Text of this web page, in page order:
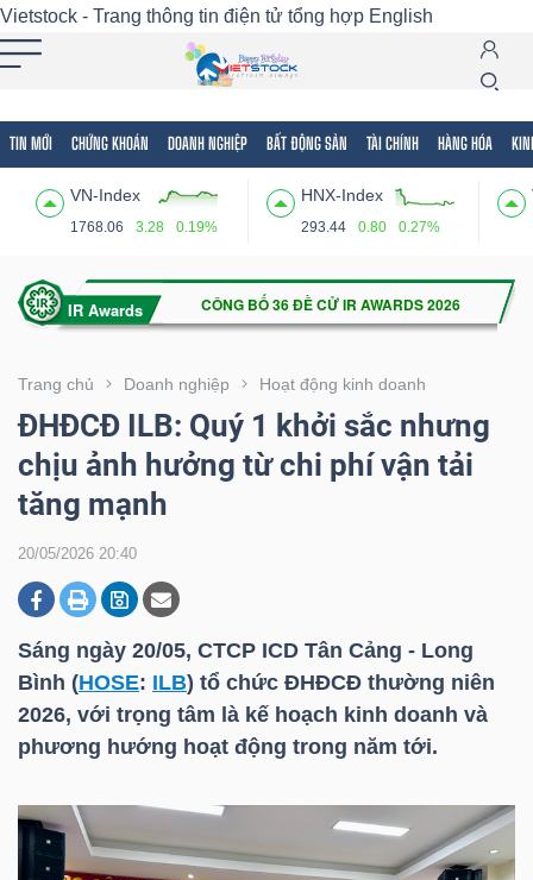
Vietstock - Trang thông tin điện tử tổng hợp English
TIN MỚI CHỨNG KHOÁN DOANH NGHIỆP BẤT ĐỘNG SẢN TÀI CHÍNH HÀNG HÓA
VN-Index
1768.06 3.28 0.19%
HNX-Index
293.44 0.80 0.27%
Trang chủ Doanh nghiệp Hoạt động kinh doanh
ĐHĐCĐ ILB: Quý 1 khởi sắc nhưng
chịu ảnh hưởng từ chi phí vận tải
tăng mạnh
20/05/2026 20:40
Sáng ngày 20/05, CTCP ICD Tân Cảng - Long
Bình (HOSE: ILB) tổ chức ĐHĐCĐ thường niên
2026, với trọng tâm là kế hoạch kinh doanh và
phương hướng hoạt động trong năm tới.
Tất cả Tính năng Ngành Mã chứng khoán
Tính
(-)
VIETSTOCK
CHỨNG
KHOÁN
DOANH
NGHIỆP
BẤT
SẢN